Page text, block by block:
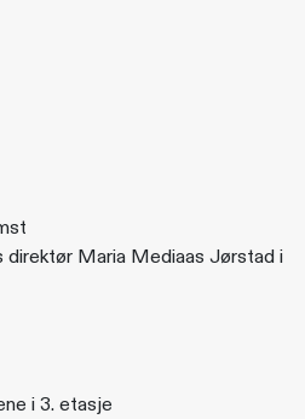
direktør Maria Mediaas Jørstad i
i 3. etasje